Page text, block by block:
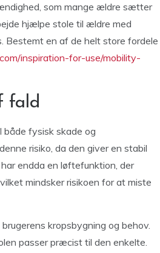
som mange ældre sætter
hjælpe stole til ældre med
Bestemt en af de helt store fordele
inspiration-for-use/mobility-
fald
både fysisk skade og
risiko, da den giver en stabil
endda en løftefunktion, der
mindsker risikoen for at miste
kropsbygning og behov.
passer præcist til den enkelte.